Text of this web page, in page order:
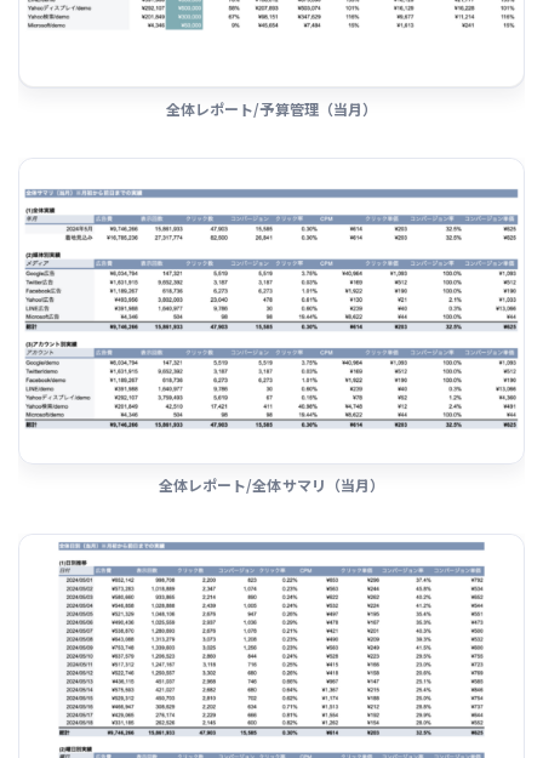
全体レポート/予算管理（当月）
全体レポート/全体サマリ（当月）